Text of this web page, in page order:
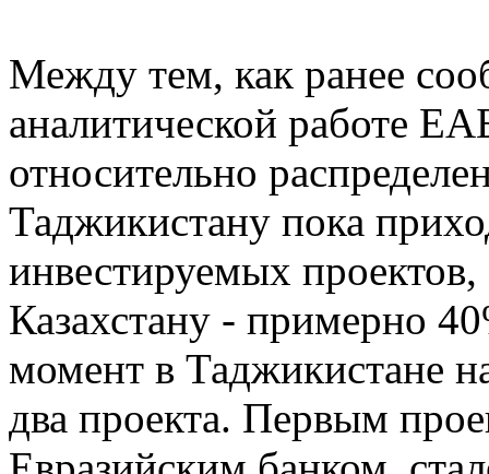
Между тем, как ранее
аналитической работе
относительно
Таджикистану пока
инвестируемых
Казахстану - примерно
момент в Таджикистане
два проекта. Первым